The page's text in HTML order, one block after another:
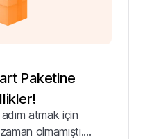
Paketine
atmak için
olmamıştı.